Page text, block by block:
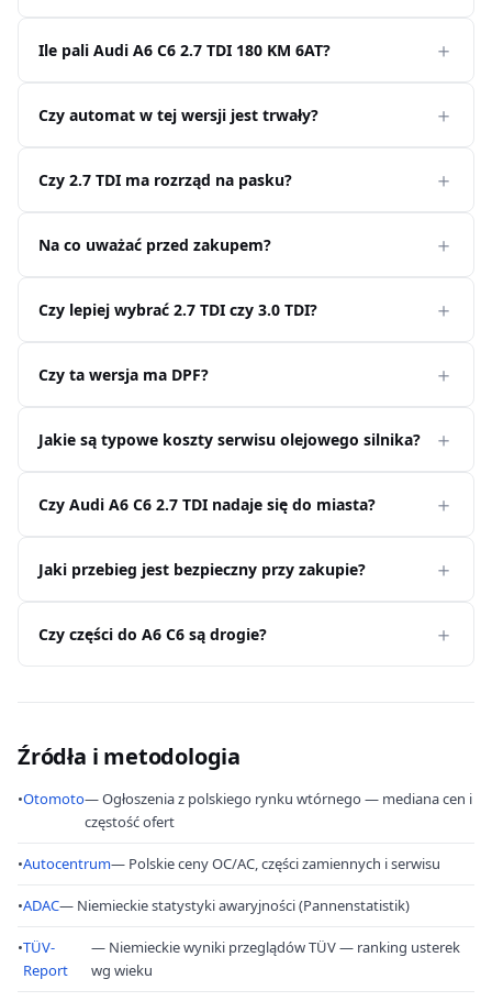
Ile pali Audi A6 C6 2.7 TDI 180 KM 6AT?
Czy automat w tej wersji jest trwały?
Czy 2.7 TDI ma rozrząd na pasku?
Na co uważać przed zakupem?
Czy lepiej wybrać 2.7 TDI czy 3.0 TDI?
Czy ta wersja ma DPF?
Jakie są typowe koszty serwisu olejowego silnika?
Czy Audi A6 C6 2.7 TDI nadaje się do miasta?
Jaki przebieg jest bezpieczny przy zakupie?
Czy części do A6 C6 są drogie?
Źródła i metodologia
•Otomoto— Ogłoszenia z polskiego rynku wtórnego — mediana cen i
częstość ofert
•Autocentrum— Polskie ceny OC/AC, części zamiennych i serwisu
•ADAC— Niemieckie statystyki awaryjności (Pannenstatistik)
•TÜV-
Report
— Niemieckie wyniki przeglądów TÜV — ranking usterek
wg wieku